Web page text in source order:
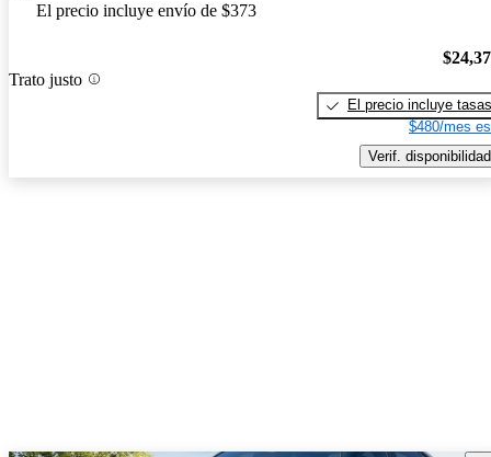
El precio incluye envío de $373
Trato justo
El precio incluye tasas
$480/mes
Verif. disponibilidad